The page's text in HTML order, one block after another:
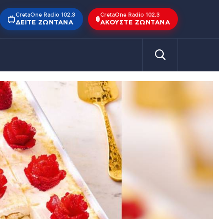
CretaOne Radio 102,3
ΔΕΊΤΕ ΖΩΝΤΑΝΆ
CretaOne Radio 102,3
ΑΚΟΎΣΤΕ ΖΩΝΤΑΝΆ